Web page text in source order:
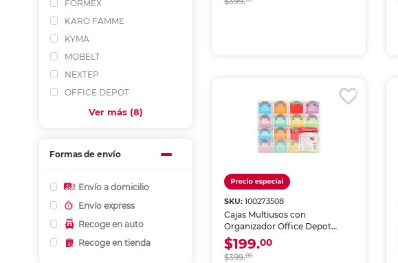
FORMEX
KARO FAMME
KYMA
MOBELT
NEXTEP
OFFICE DEPOT
Ver más (8)
Formas de envío
Envío a domicilio
Envío express
Recoge en auto
Recoge en tienda
SKU:100273508
Cajas Multiusos con
Organizador Office Depot
Translúcido
$199.00
$399.00